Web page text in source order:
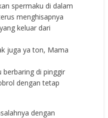
spermaku di dalam
menghisapnya
keluar dari
juga ya ton, Mama
berbaring di pinggir
dengan tetap
dengan